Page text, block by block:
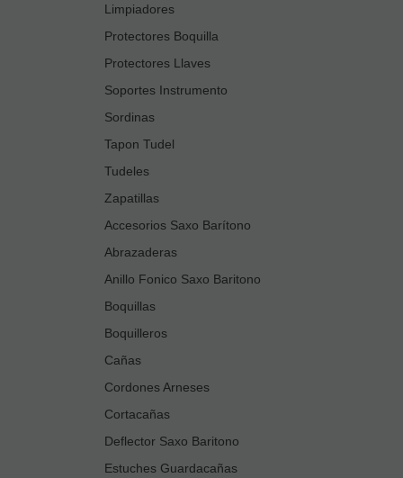
Limpiadores
Protectores Boquilla
Protectores Llaves
Soportes Instrumento
Sordinas
Tapon Tudel
Tudeles
Zapatillas
Accesorios Saxo Barítono
Abrazaderas
Anillo Fonico Saxo Baritono
Boquillas
Boquilleros
Cañas
Cordones Arneses
Cortacañas
Deflector Saxo Baritono
Estuches Guardacañas